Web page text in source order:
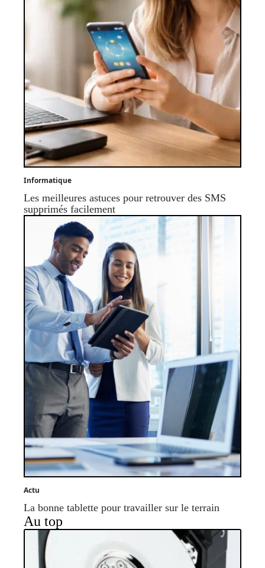
Informatique
Les meilleures astuces pour retrouver des SMS
supprimés facilement
Actu
La bonne tablette pour travailler sur le terrain
Au top